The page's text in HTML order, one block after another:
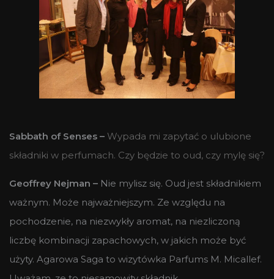
Sabbath of Senses – Wypada mi zapytać o ulubione
składniki w perfumach. Czy będzie to oud, czy mylę się?
Geoffrey Nejman – Nie mylisz się. Oud jest składnikiem
ważnym. Może najważniejszym. Ze względu na
pochodzenie, na niezwykły aromat, na niezliczoną
liczbę kombinacji zapachowych, w jakich może być
użyty. Agarowa Saga to wizytówka Parfums M. Micallef.